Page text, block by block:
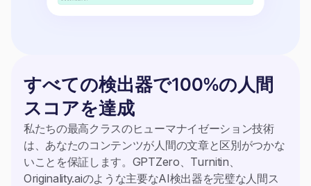
すべての検出器で100%の人間
スコアを達成
私たちの最高クラスのヒューマナイゼーション技術
は、あなたのコンテンツが人間の文章と区別がつかな
いことを保証します。GPTZero、Turnitin、
Originality.aiのような主要なAI検出器を完璧な人間ス